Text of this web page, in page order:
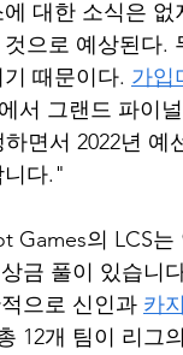
대한 소식은
으로 예상된다.
때문이다. 가입
서 그랜드 파이
면서 2022년
다."
Games의 LCS
금 풀이 있습니
으로 신인과 카
12개 팀이 리그